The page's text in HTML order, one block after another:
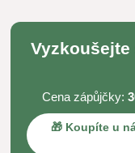
Cena zápůjčky:
🎁 Koupíte u